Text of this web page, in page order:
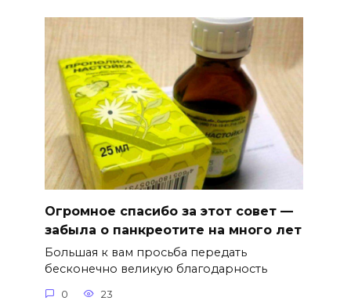
Огромное спасибо за этот совет —
забыла о панкреотите на много лет
Большая к вам просьба передать
бесконечно великую благодарность
0 23